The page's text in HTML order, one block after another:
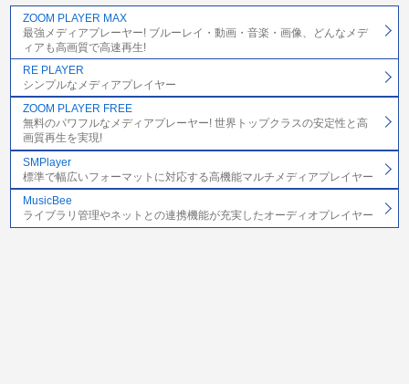
ZOOM PLAYER MAX
最強メディアプレーヤー! ブルーレイ・動画・音楽・画像、どんなメデ
ィアも高画質で高速再生!
RE PLAYER
シンプルなメディアプレイヤー
ZOOM PLAYER FREE
無料のパワフルなメディアプレーヤー! 世界トップクラスの安定性と高
画質再生を実現!
SMPlayer
標準で幅広いフォーマットに対応する高機能マルチメディアプレイヤー
MusicBee
ライブラリ管理やネットとの連携機能が充実したオーディオプレイヤー